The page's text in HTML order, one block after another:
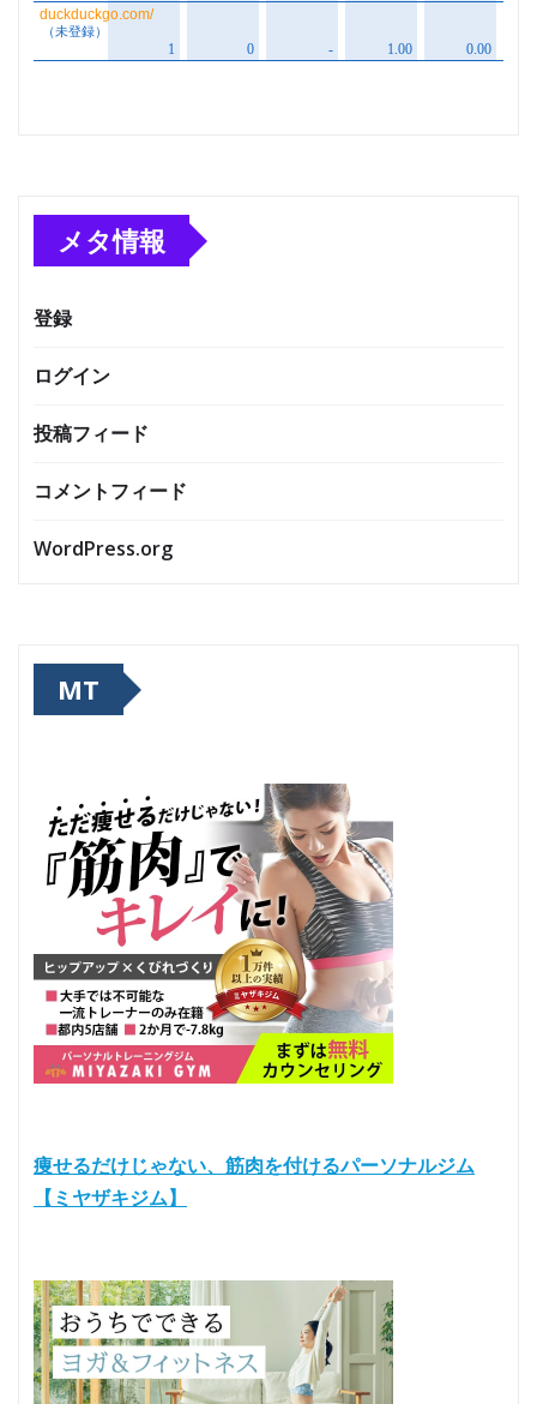
メタ情報
登録
ログイン
投稿フィード
コメントフィード
WordPress.org
MT
痩せるだけじゃない、筋肉を付けるパーソナルジム
【ミヤザキジム】